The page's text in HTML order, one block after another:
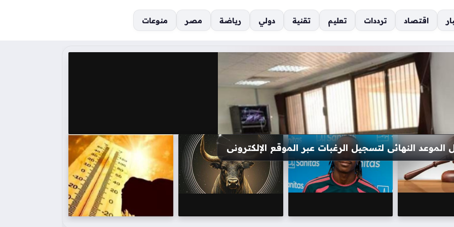
اقتصاد ترددات تعليم تقنية دولي رياضة مصر منوعات
الشخصية في إصدار خطوط اتصالات مجهولة الهوية